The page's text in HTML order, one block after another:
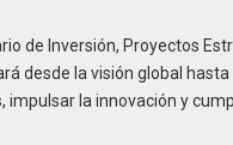
de Inversión, Proyectos
desde la visión global
impulsar la innovación y